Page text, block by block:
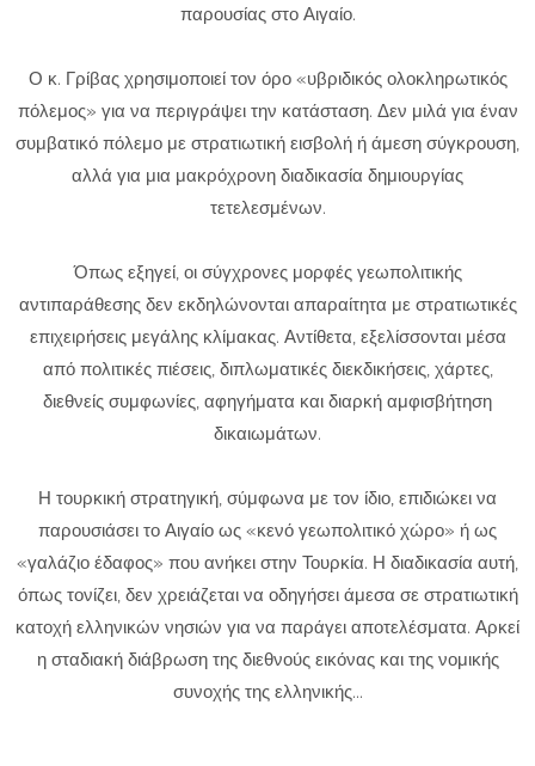
παρουσίας στο Αιγαίο.
Ο κ. Γρίβας χρησιμοποιεί τον όρο «υβριδικός ολοκληρωτικός
πόλεμος» για να περιγράψει την κατάσταση. Δεν μιλά για έναν
συμβατικό πόλεμο με στρατιωτική εισβολή ή άμεση σύγκρουση,
αλλά για μια μακρόχρονη διαδικασία δημιουργίας
τετελεσμένων.
Όπως εξηγεί, οι σύγχρονες μορφές γεωπολιτικής
αντιπαράθεσης δεν εκδηλώνονται απαραίτητα με στρατιωτικές
επιχειρήσεις μεγάλης κλίμακας. Αντίθετα, εξελίσσονται μέσα
από πολιτικές πιέσεις, διπλωματικές διεκδικήσεις, χάρτες,
διεθνείς συμφωνίες, αφηγήματα και διαρκή αμφισβήτηση
δικαιωμάτων.
Η τουρκική στρατηγική, σύμφωνα με τον ίδιο, επιδιώκει να
παρουσιάσει το Αιγαίο ως «κενό γεωπολιτικό χώρο» ή ως
«γαλάζιο έδαφος» που ανήκει στην Τουρκία. Η διαδικασία αυτή,
όπως τονίζει, δεν χρειάζεται να οδηγήσει άμεσα σε στρατιωτική
κατοχή ελληνικών νησιών για να παράγει αποτελέσματα. Αρκεί
η σταδιακή διάβρωση της διεθνούς εικόνας και της νομικής
συνοχής της ελληνικής...